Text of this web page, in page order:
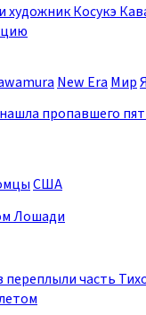
художник Косукэ
New Era Мир
пропавшего
США
Лошади
часть